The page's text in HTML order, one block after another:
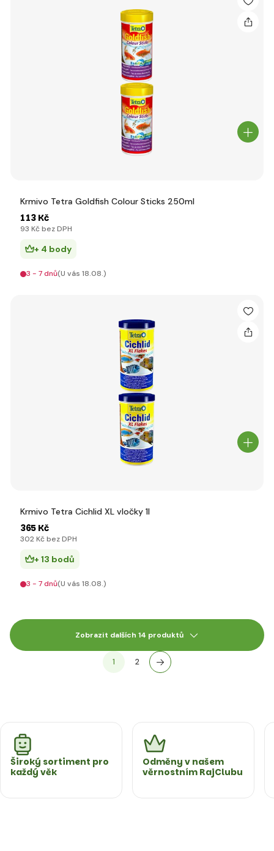
Krmivo Tetra Goldfish Colour Sticks 250ml
113 Kč
93 Kč bez DPH
+ 4 body
3 - 7 dnů(U vás 18.08.)
Krmivo Tetra Cichlid XL vločky 1l
365 Kč
302 Kč bez DPH
+ 13 bodů
3 - 7 dnů(U vás 18.08.)
Zobrazit dalších 14 produktů
1 2
Široký sortiment pro
každý věk
Odměny v našem
věrnostním RajClubu